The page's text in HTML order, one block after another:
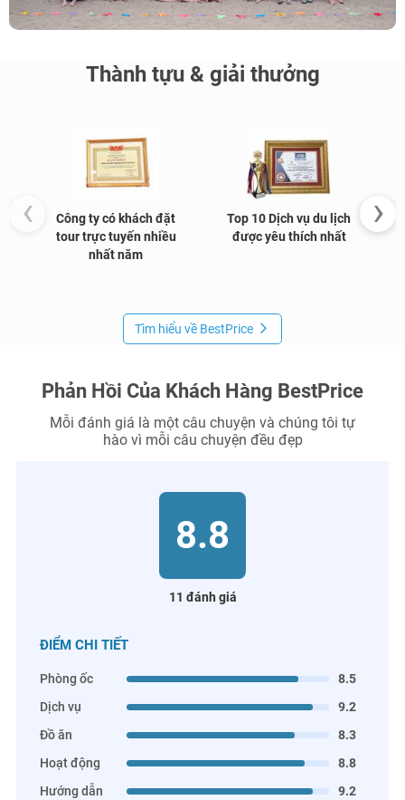
Thành tựu & giải thưởng
Công ty có khách đặt
tour trực tuyến nhiều
nhất năm
Top 10 Dịch vụ du lịch
được yêu thích nhất
‹ ›
Tìm hiểu về BestPrice
Phản Hồi Của Khách Hàng BestPrice
Mỗi đánh giá là một câu chuyện và chúng tôi tự
hào vì mỗi câu chuyện đều đẹp
8.8
11 đánh giá
ĐIỂM CHI TIẾT
Phòng ốc
8.5
Dịch vụ
9.2
Đồ ăn
8.3
Hoạt động
8.8
Hướng dẫn
9.2